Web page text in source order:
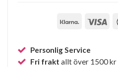
Personlig Service
Fri frakt allt över 1500 kr